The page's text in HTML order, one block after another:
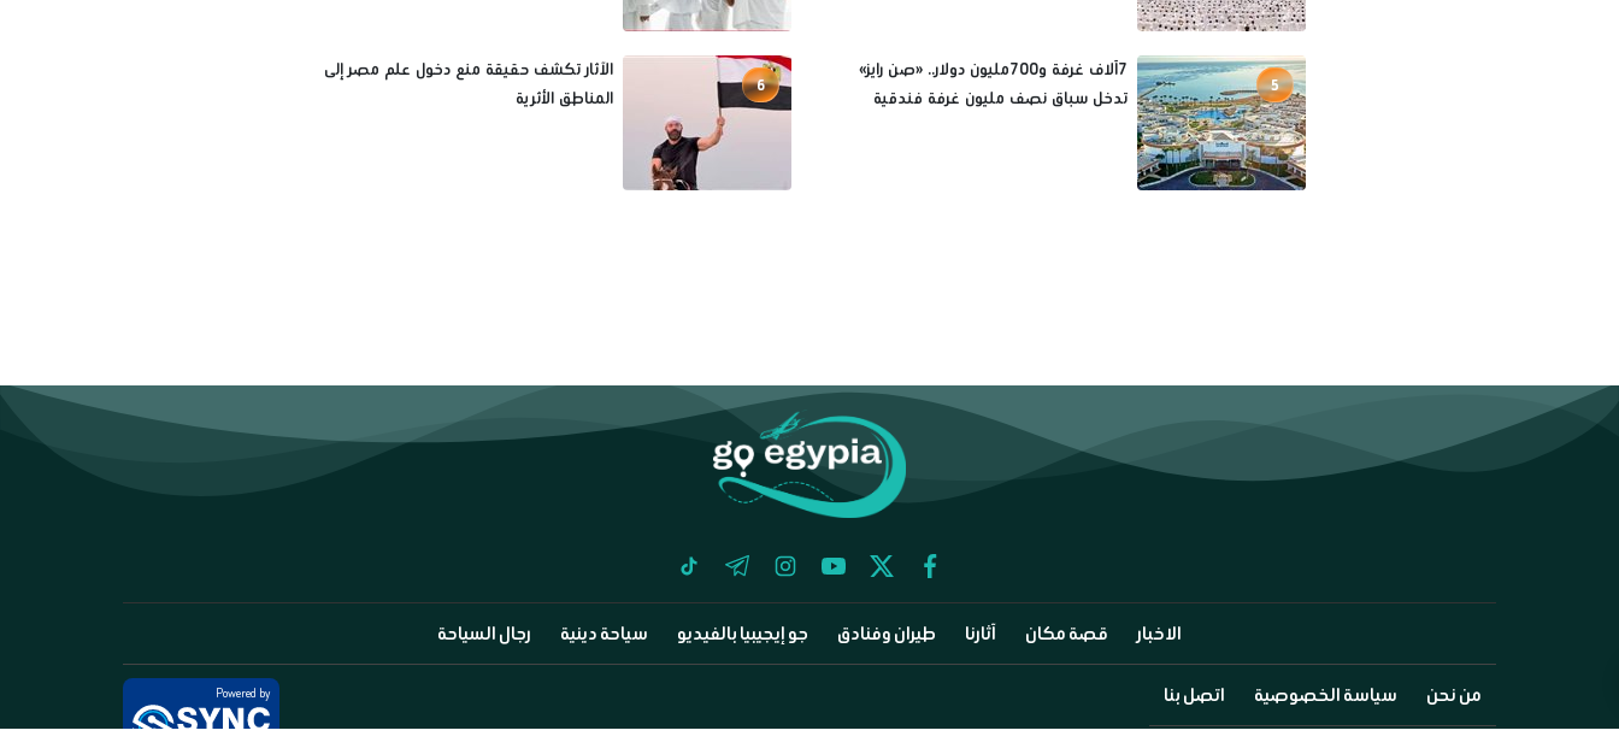
5
7آلاف غرفة و700مليون دولار.. «صن رايز»
تدخل سباق نصف مليون غرفة فندقية
6
الآثار تكشف حقيقة منع دخول علم مصر إلى
المناطق الأثرية
facebook
twitter
youtube
instagram
telegram
tiktok
الاخبار قصة مكان آثارنا طيران وفنادق جو إيجيبيا بالفيديو سياحة دينية رجال السياحة
من نحن سياسة الخصوصية اتصل بنا Powered by